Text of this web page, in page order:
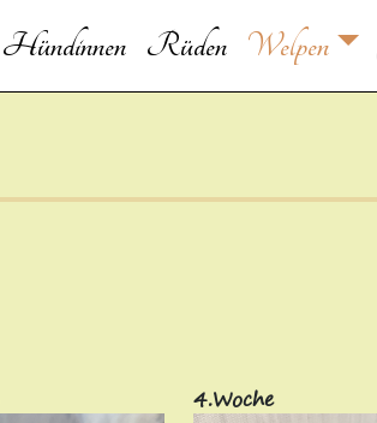
Hündinnen Rüden Welpen
4.Woche